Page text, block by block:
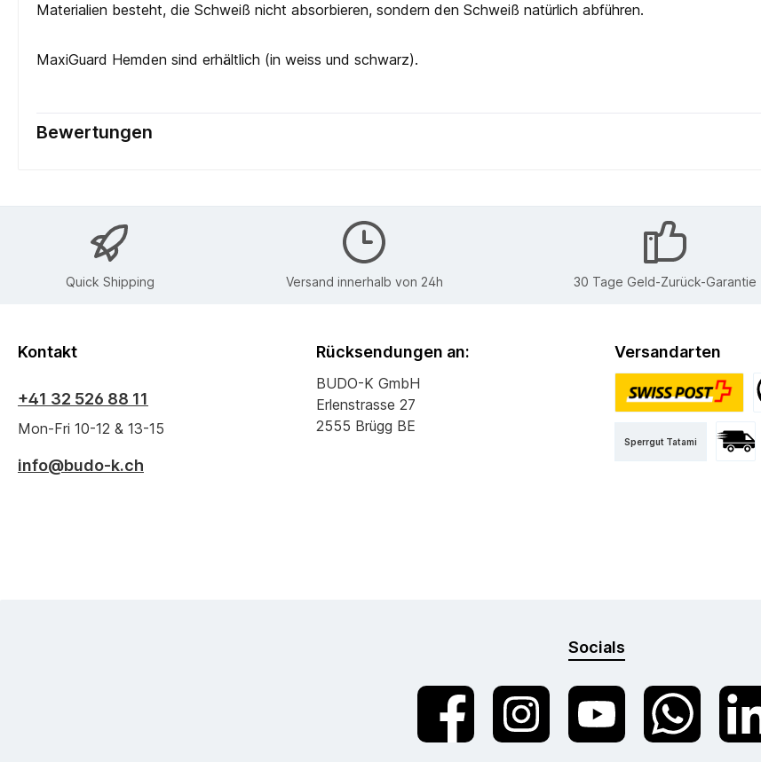
Materialien besteht, die Schweiß nicht absorbieren, sondern den Schweiß natürlich abführen.
MaxiGuard Hemden sind erhältlich (in weiss und schwarz).
Bewertungen
Quick Shipping Versand innerhalb von 24h 30 Tage Geld-Zurück-Garantie
Kontakt
+41 32 526 88 11
Mon-Fri 10-12 & 13-15
info@budo-k.ch
Rücksendungen an:
BUDO-K GmbH
Erlenstrasse 27
2555 Brügg BE
Versandarten
Sperrgut Tatami
Socials
Facebook Instagram YouTube WhatsApp LinkedIn